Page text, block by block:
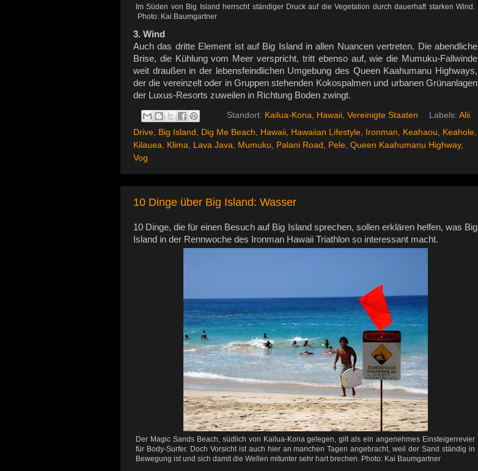
Im Süden von Big Island herrscht ständiger Druck auf die Vegetation durch dauerhaft starken Wind.
Photo: Kai Baumgartner
3. Wind
Auch das dritte Element ist auf Big Island in allen Nuancen vertreten. Die abendliche
Brise, die Kühlung vom Meer verspricht, tritt ebenso auf, wie die Mumuku-Fallwinde
weit draußen in der lebensfeindlichen Umgebung des Queen Kaahumanu Highways,
der die vereinzelt oder in Gruppen stehenden Kokospalmen und urbanen Grünanlagen
der Luxus-Resorts zuweilen in Richtung Boden zwingt.
Standort: Kailua-Kona, Hawaii, Vereinigte Staaten Labels: Alii
Drive
Big Island Dig Me Beach Hawaii Hawaiian Lifestyle Ironman Keahaou Keahole
Kilauea
Klima Lava Java Mumuku Palani Road Pele Queen Kaahumanu Highway,
Vog
10 Dinge über Big Island: Wasser
10 Dinge, die für einen Besuch auf Big Island sprechen, sollen erklären helfen, was Big
Island in der Rennwoche des Ironman Hawaii Triathlon so interessant macht.
Der Magic Sands Beach, südlich von Kailua-Kona gelegen, gilt als ein angenehmes Einsteigerrevier
für Body-Surfer. Doch Vorsicht ist auch hier an manchen Tagen angebracht, weil der Sand ständig in
Bewegung ist und sich damit die Wellen mitunter sehr hart brechen. Photo: Kai Baumgartner